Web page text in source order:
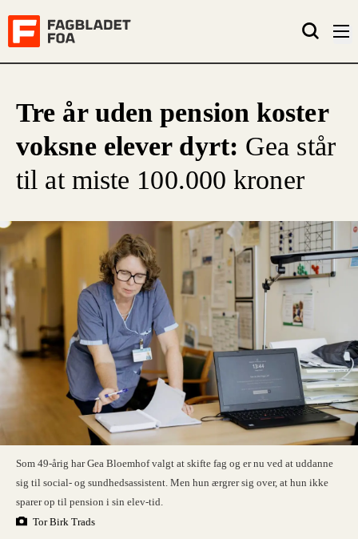
Tre år uden pension koster
voksne elever dyrt: Gea står
til at miste 100.000 kroner
Som 49-årig har Gea Bloemhof valgt at skifte fag og er nu ved at uddanne
sig til social- og sundhedsassistent. Men hun ærgrer sig over, at hun ikke
sparer op til pension i sin elev-tid.
Tor Birk Trads